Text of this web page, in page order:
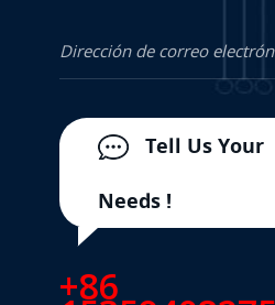
Tell Us Your
Needs !
+86